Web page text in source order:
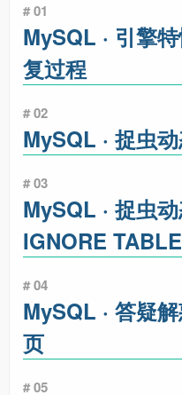
# 01
MySQL · 引擎
复过程
# 02
MySQL · 捉虫
# 03
MySQL · 捉虫
IGNORE
# 04
MySQL · 答疑
页
# 05